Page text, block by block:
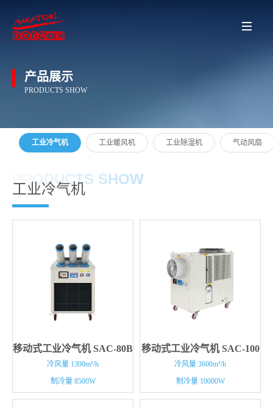
产品展示
PRODUCTS SHOW
工业冷气机 工业暖风机 工业除湿机 气动风扇
PRODUCTS SHOW
工业冷气机
移动式工业冷气机 SAC-80B
冷风量 1300m³/h
制冷量 8500W
移动式工业冷气机 SAC-100
冷风量 3600m³/h
制冷量 10000W